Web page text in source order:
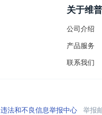
关于维普
公司介绍
产品服务
联系我们
违法和不良信息举报中心举报